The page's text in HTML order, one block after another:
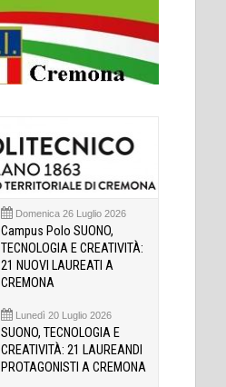
Domenica 26 Luglio 2026
Campus Polo SUONO,
TECNOLOGIA E CREATIVITÀ:
21 NUOVI LAUREATI A
CREMONA
Lunedì 20 Luglio 2026
SUONO, TECNOLOGIA E
CREATIVITÀ: 21 LAUREANDI
PROTAGONISTI A CREMONA